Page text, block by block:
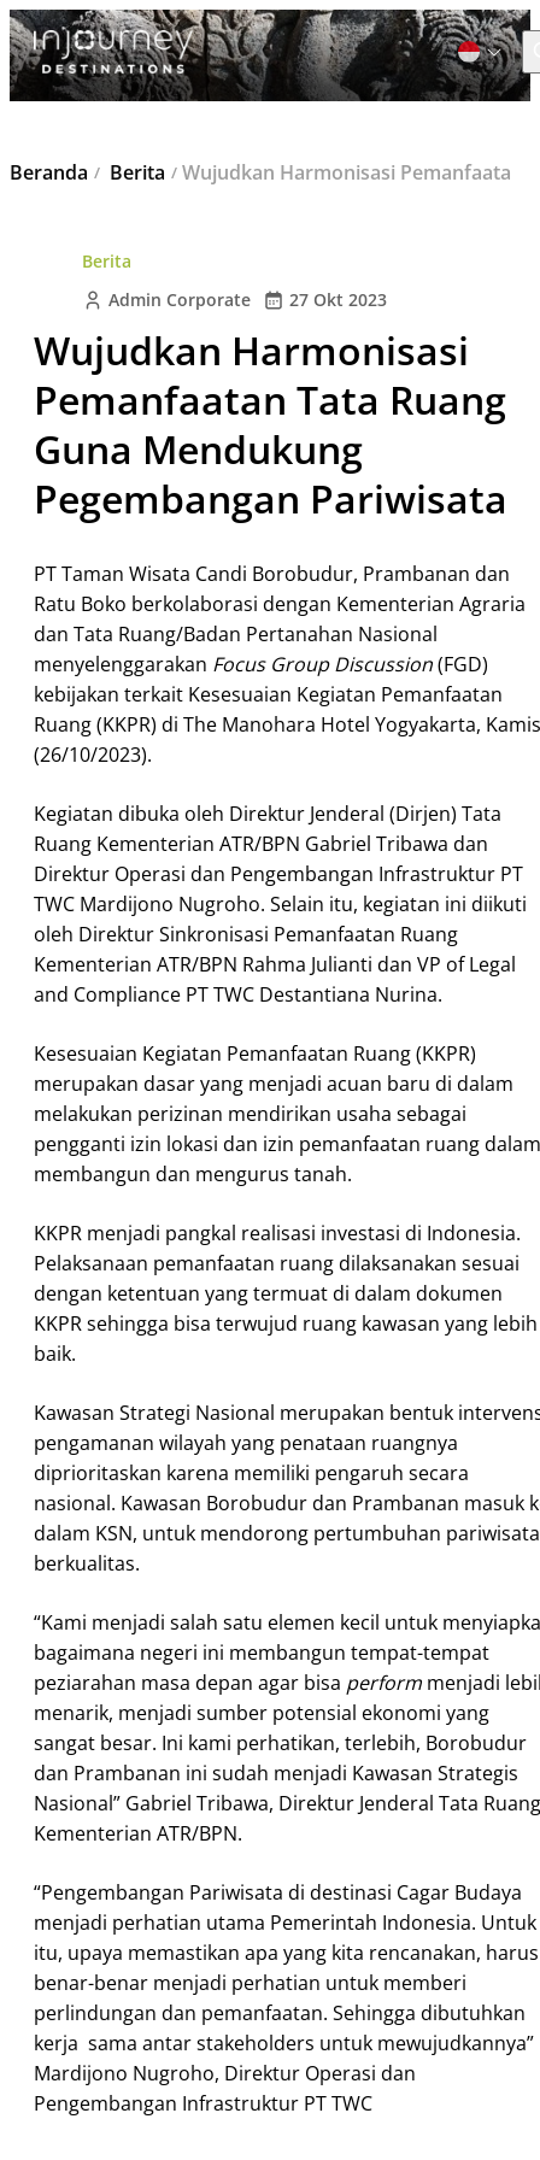
Cari
Beranda Berita Wujudkan Harmonisasi Pemanfaatan Tata Ruang Guna Mendukung Pegembangan Pariwisata
Berita
Admin Corporate
27 Okt 2023
Wujudkan Harmonisasi
Pemanfaatan Tata Ruang
Guna Mendukung
Pegembangan Pariwisata
PT Taman Wisata Candi Borobudur, Prambanan dan
Ratu Boko berkolaborasi dengan Kementerian Agraria
dan Tata Ruang/Badan Pertanahan Nasional
menyelenggarakan Focus Group Discussion(FGD)
kebijakan terkait Kesesuaian Kegiatan Pemanfaatan
Ruang (KKPR) di The Manohara Hotel Yogyakarta, Kamis
(26/10/2023).
Kegiatan dibuka oleh Direktur Jenderal (Dirjen) Tata
Ruang Kementerian ATR/BPN Gabriel Tribawa dan
Direktur Operasi dan Pengembangan Infrastruktur PT
TWC Mardijono Nugroho. Selain itu, kegiatan ini diikuti
oleh Direktur Sinkronisasi Pemanfaatan Ruang
Kementerian ATR/BPN Rahma Julianti dan VP of Legal
and Compliance PT TWC Destantiana Nurina.
Kesesuaian Kegiatan Pemanfaatan Ruang (KKPR)
merupakan dasar yang menjadi acuan baru di dalam
melakukan perizinan mendirikan usaha sebagai
pengganti izin lokasi dan izin pemanfaatan ruang dalam
membangun dan mengurus tanah.
KKPR menjadi pangkal realisasi investasi di Indonesia.
Pelaksanaan pemanfaatan ruang dilaksanakan sesuai
dengan ketentuan yang termuat di dalam dokumen
KKPR sehingga bisa terwujud ruang kawasan yang lebih
baik.
Kawasan Strategi Nasional merupakan bentuk
pengamanan wilayah yang penataan ruangnya
diprioritaskan karena memiliki pengaruh secara
nasional. Kawasan Borobudur dan Prambanan masuk
dalam KSN, untuk mendorong pertumbuhan pariwisata
berkualitas.
“Kami menjadi salah satu elemen kecil untuk
bagaimana negeri ini membangun tempat-tempat
peziarahan masa depan agar bisa perform menjadi
menarik, menjadi sumber potensial ekonomi yang
sangat besar. Ini kami perhatikan, terlebih, Borobudur
dan Prambanan ini sudah menjadi Kawasan Strategis
Nasional” Gabriel Tribawa, Direktur Jenderal Tata Ruang
Kementerian ATR/BPN.
“Pengembangan Pariwisata di destinasi Cagar Budaya
menjadi perhatian utama Pemerintah Indonesia. Untuk
itu, upaya memastikan apa yang kita rencanakan, harus
benar-benar menjadi perhatian untuk memberi
perlindungan dan pemanfaatan. Sehingga dibutuhkan
kerja sama antar stakeholders untuk mewujudkannya”
Mardijono Nugroho, Direktur Operasi dan
Pengembangan Infrastruktur PT TWC